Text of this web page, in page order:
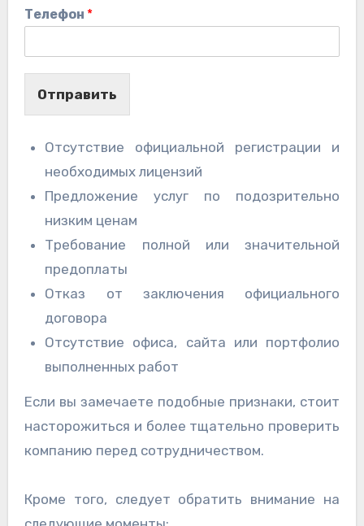
Телефон *
Отправить
Отсутствие официальной регистрации и
необходимых лицензий
Предложение услуг по подозрительно
низким ценам
Требование полной или значительной
предоплаты
Отказ от заключения официального
договора
Отсутствие офиса, сайта или портфолио
выполненных работ
Если вы замечаете подобные признаки, стоит
насторожиться и более тщательно проверить
компанию перед сотрудничеством.
Кроме того, следует обратить внимание на